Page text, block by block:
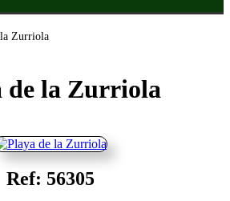
Zurriola
de la Zurriola
Ref: 56305